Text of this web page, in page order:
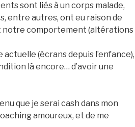
sont liés à un corps malade,
entre autres, ont eu raison de
notre comportement (altérations
(écrans depuis l’enfance),
là encore… d’avoir une
que je serai cash dans mon
amoureux, et de me